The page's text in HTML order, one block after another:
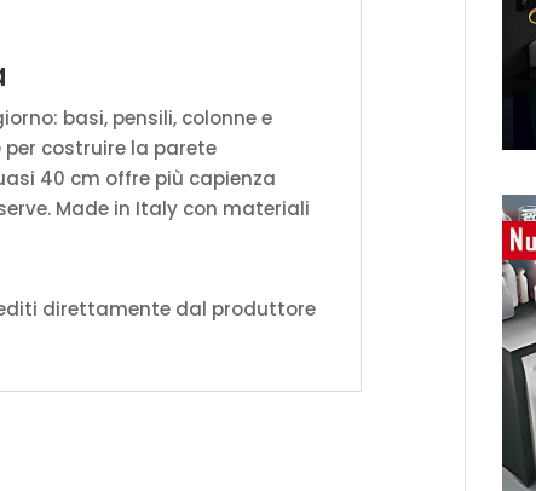
basi, pensili, colonne e
costruire la parete
40 cm offre più capienza
Made in Italy con materiali
direttamente dal produttore